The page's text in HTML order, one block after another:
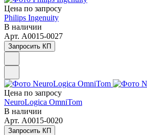
Цена по запросу
Philips Ingenuity
В наличии
Арт. A0015-0027
Запросить КП
Цена по запросу
NeuroLogica OmniTom
В наличии
Арт. A0015-0020
Запросить КП